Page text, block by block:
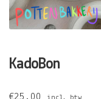
KadoBon
€25,00